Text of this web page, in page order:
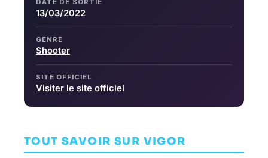
DATE DE SORTIE
13/03/2022
GENRE
Shooter
SITE OFFICIEL
Visiter le site officiel
TOUT SAVOIR SUR VIGOR